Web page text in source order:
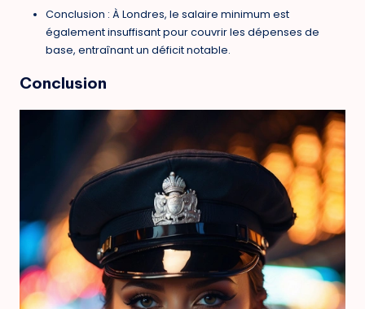
Conclusion : À Londres, le salaire minimum est
également insuffisant pour couvrir les dépenses de
base, entraînant un déficit notable.
Conclusion